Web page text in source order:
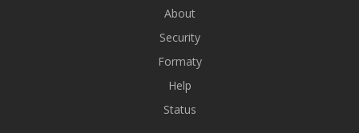
About
Security
Formaty
Help
Status